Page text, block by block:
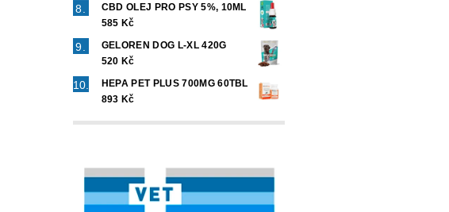
CBD OLEJ PRO PSY 5%, 10ML
585 Kč
GELOREN DOG L-XL 420G
520 Kč
HEPA PET PLUS 700MG 60TBL
893 Kč